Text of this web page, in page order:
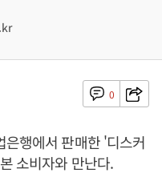
0
행에서 판매한 '디스커
소비자와 만난다.